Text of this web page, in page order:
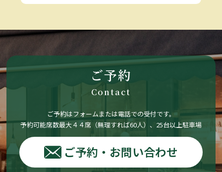
ご予約
Contact
ご予約はフォームまたは電話での受付です。
予約可能席数最大４４席（無理すれば60人）、25台以上駐車場
ご予約・お問い合わせ